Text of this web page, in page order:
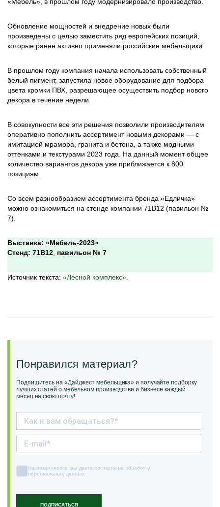
Обновление мощностей и внедрение новых были
произведены с целью заместить ряд европейских позиций,
которые ранее активно применяли российские мебельщики.
В прошлом году компания начала использовать собственный
белый пигмент, запустила новое оборудование для подбора
цвета кромки ПВХ, разрешающее осуществить подбор нового
декора в течение недели.
В совокупности все эти решения позволили производителям
оперативно пополнить ассортимент новыми декорами — с
имитацией мрамора, гранита и бетона, а также модными
оттенками и текстурами 2023 года. На данный момент общее
количество вариантов декора уже приближается к 800
позициям.
Со всем разнообразием ассортимента бренда «Едличка»
можно ознакомиться на стенде компании 71В12 (павильон №
7).
Выставка: «Мебель-2023»
Стенд: 71В12 павильон № 7
Источник текста: «Лесной комплекс».
Понравился материал?
Подпишитесь на «Дайджест мебельщика» и получайте подборку
лучших статей о мебельном производстве и бизнесе каждый
месяц на свою почту!
ПОДПИСАТЬСЯ
Нажимая кнопку, вы даете согласие на обработку
персональных данных